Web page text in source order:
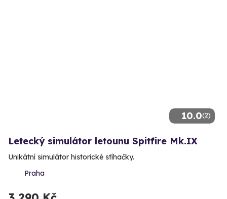
10.0(2)
Letecký simulátor letounu Spitfire Mk.IX
Unikátní simulátor historické stíhačky.
Praha